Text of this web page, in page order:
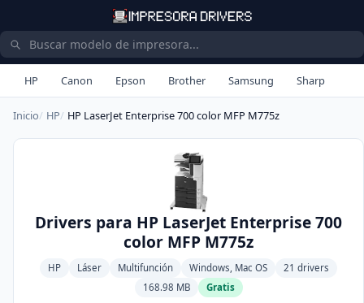
HP Canon Epson Brother Samsung Sharp
Inicio HP HP LaserJet Enterprise 700 color MFP M775z
Drivers para HP LaserJet Enterprise 700
color MFP M775z
HP Láser Multifunción Windows, Mac OS
21 drivers
168.98 MB
Gratis